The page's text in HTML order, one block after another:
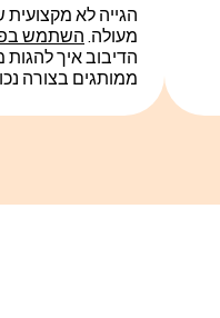
מעולה. השתמש
הדיבוב איך להגות
ממותגים בצורה